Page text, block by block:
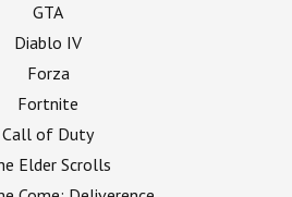
GTA
Diablo IV
Forza
Fortnite
Call of Duty
Elder Scrolls